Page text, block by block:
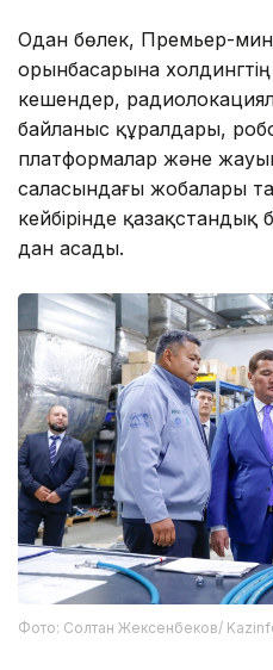
Одан бөлек, Премьер-
орынбасарына
кешендер,
байланыс құралдары,
платформалар және
саласындағы жобалары
кейбірінде қазақстандық
дан асады.
Фото: Солтан Жексенбеков/